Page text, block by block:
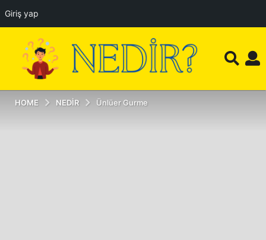
Giriş yap
HOME NEDIR Ünlüer Gurme